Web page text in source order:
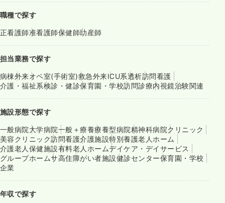
職種で探す
正看護師准看護師保健師助産師
担当業務で探す
病棟外来オペ室(手術室)救急外来ICU系透析訪問看護
介護・福祉系検診・健診保育園・学校訪問診療内視鏡治験関連
施設形態で探す
一般病院大学病院一般＋療養療養型病院精神科病院クリニック
美容クリニック訪問看護介護施設特別養護老人ホーム
介護老人保健施設有料老人ホームデイケア・デイサービス
グループホームサ高住障がい者施設健診センター保育園・学校
企業
年収で探す